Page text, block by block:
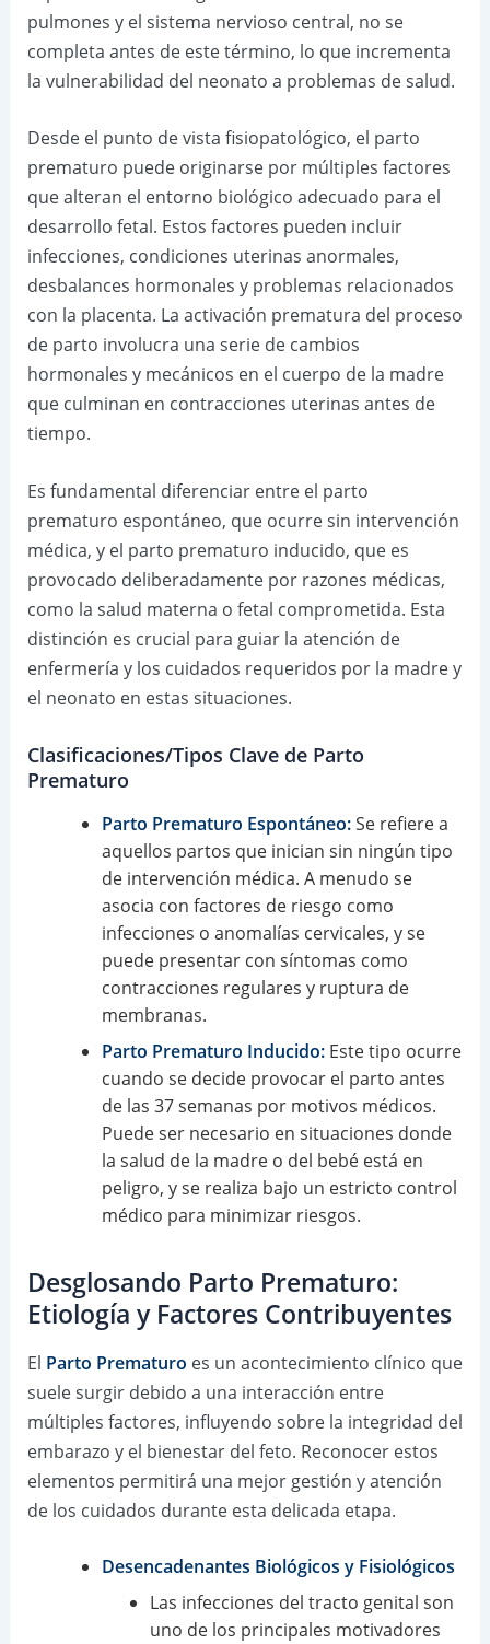
pulmones y el sistema nervioso central, no se
completa antes de este término, lo que incrementa
la vulnerabilidad del neonato a problemas de salud.
Desde el punto de vista fisiopatológico, el parto
prematuro puede originarse por múltiples factores
que alteran el entorno biológico adecuado para el
desarrollo fetal. Estos factores pueden incluir
infecciones, condiciones uterinas anormales,
desbalances hormonales y problemas relacionados
con la placenta. La activación prematura del proceso
de parto involucra una serie de cambios
hormonales y mecánicos en el cuerpo de la madre
que culminan en contracciones uterinas antes de
tiempo.
Es fundamental diferenciar entre el parto
prematuro espontáneo, que ocurre sin intervención
médica, y el parto prematuro inducido, que es
provocado deliberadamente por razones médicas,
como la salud materna o fetal comprometida. Esta
distinción es crucial para guiar la atención de
enfermería y los cuidados requeridos por la madre y
el neonato en estas situaciones.
Clasificaciones/Tipos Clave de Parto
Prematuro
Parto Prematuro Espontáneo:Se refiere a
aquellos partos que inician sin ningún tipo
de intervención médica. A menudo se
asocia con factores de riesgo como
infecciones o anomalías cervicales, y se
puede presentar con síntomas como
contracciones regulares y ruptura de
membranas.
Parto Prematuro Inducido:Este tipo ocurre
cuando se decide provocar el parto antes
de las 37 semanas por motivos médicos.
Puede ser necesario en situaciones donde
la salud de la madre o del bebé está en
peligro, y se realiza bajo un estricto control
médico para minimizar riesgos.
Desglosando Parto Prematuro:
Etiología y Factores Contribuyentes
El Parto Prematuro es un acontecimiento clínico que
suele surgir debido a una interacción entre
múltiples factores, influyendo sobre la integridad del
embarazo y el bienestar del feto. Reconocer estos
elementos permitirá una mejor gestión y atención
de los cuidados durante esta delicada etapa.
Desencadenantes Biológicos y Fisiológicos
Las infecciones del tracto genital son
uno de los principales motivadores